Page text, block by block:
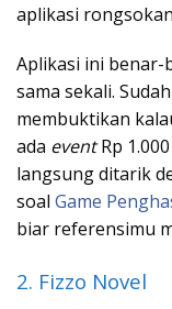
aplikasi
Aplikasi ini
sama sekali.
membuktikan
ada eventRp
langsung ditarik
soal Game
biar referensimu
2. Fizzo Novel